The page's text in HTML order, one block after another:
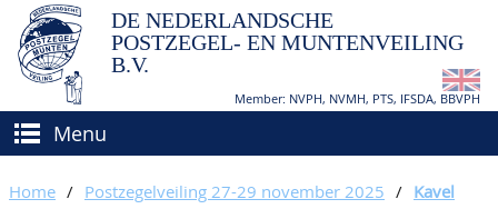
DE NEDERLANDSCHE
POSTZEGEL- EN MUNTENVEILING
B.V.
Member: NVPH, NVMH, PTS, IFSDA, BBVPH
Menu
Home / Postzegelveiling 27-29 november 2025 / Kavel